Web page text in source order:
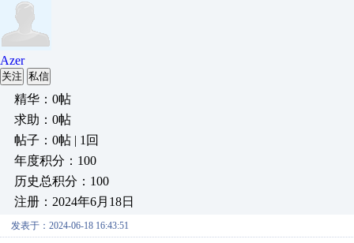
Azer
关注 私信
精华：0帖
求助：0帖
帖子：0帖 | 1回
年度积分：100
历史总积分：100
注册：2024年6月18日
发表于：2024-06-18 16:43:51